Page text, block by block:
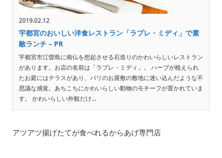
2019.02.12
宇都宮のおいしい洋食レストラン「ラプレ・ミディ」で素
敵ランチ – PR
宇都宮市江曽島に南仏を想起させる石造りのかわいらしいレストラン
があります。お店の名前は「ラプレ・ミディ」。 ハーブが植えられ
たお庭にはテラスがあり、パリのお屋敷の敷地に迷い込んだような不
思議な感覚。あちこちにかわいらしい動物のモチーフが置かれていま
す。 かわいらしい外観だけ...
アツアツ揚げたてが食べれるからあげ専門店